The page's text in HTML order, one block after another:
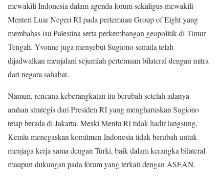
mewakili Indonesia dalam agenda forum sekaligus mewakili
Menteri Luar Negeri RI pada pertemuan Group of Eight yang
membahas isu Palestina serta perkembangan geopolitik di Timur
Tengah. Yvonne juga menyebut Sugiono semula telah
dijadwalkan menjalani sejumlah pertemuan bilateral dengan mitra
dari negara sahabat.
Namun, rencana keberangkatan itu berubah setelah adanya
arahan strategis dari Presiden RI yang mengharuskan Sugiono
tetap berada di Jakarta. Meski Menlu RI tidak hadir langsung,
Kemlu menegaskan komitmen Indonesia tidak berubah untuk
menjaga kerja sama dengan Turki, baik dalam kerangka bilateral
maupun dukungan pada forum yang terkait dengan ASEAN.